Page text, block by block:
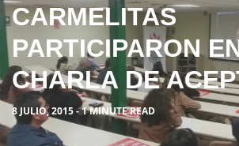
CARMELITAS
PARTICIPARON
CHARLA DE
8 JULIO, 2015 - 1 MINUTE READ